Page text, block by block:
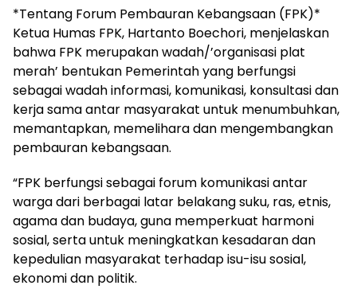
*Tentang Forum Pembauran Kebangsaan (FPK)*
Ketua Humas FPK, Hartanto Boechori, menjelaskan
bahwa FPK merupakan wadah/’organisasi plat
merah’ bentukan Pemerintah yang berfungsi
sebagai wadah informasi, komunikasi, konsultasi dan
kerja sama antar masyarakat untuk menumbuhkan,
memantapkan, memelihara dan mengembangkan
pembauran kebangsaan.
“FPK berfungsi sebagai forum komunikasi antar
warga dari berbagai latar belakang suku, ras, etnis,
agama dan budaya, guna memperkuat harmoni
sosial, serta untuk meningkatkan kesadaran dan
kepedulian masyarakat terhadap isu-isu sosial,
ekonomi dan politik.